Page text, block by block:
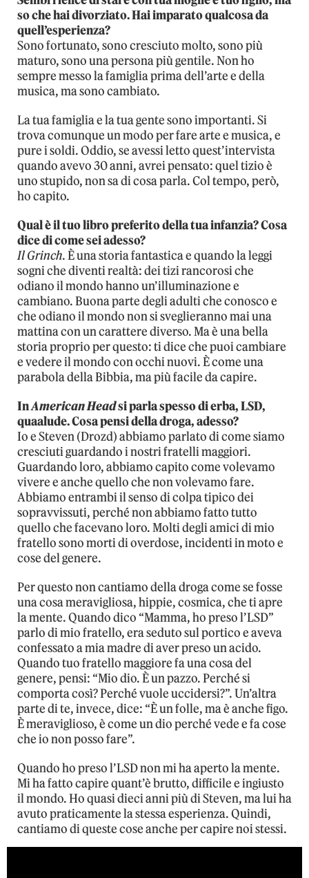
so che hai divorziato. Hai imparato qualcosa da
quell’esperienza?
Sono fortunato, sono cresciuto molto, sono più
maturo, sono una persona più gentile. Non ho
sempre messo la famiglia prima dell’arte e della
musica, ma sono cambiato.
La tua famiglia e la tua gente sono importanti. Si
trova comunque un modo per fare arte e musica, e
pure i soldi. Oddio, se avessi letto quest’intervista
quando avevo 30 anni, avrei pensato: quel tizio è
uno stupido, non sa di cosa parla. Col tempo, però,
ho capito.
Qual è il tuo libro preferito della tua infanzia? Cosa
dice di come sei adesso?
Il Grinch. È una storia fantastica e quando la leggi
sogni che diventi realtà: dei tizi rancorosi che
odiano il mondo hanno un’illuminazione e
cambiano. Buona parte degli adulti che conosco e
che odiano il mondo non si sveglieranno mai una
mattina con un carattere diverso. Ma è una bella
storia proprio per questo: ti dice che puoi cambiare
e vedere il mondo con occhi nuovi. È come una
parabola della Bibbia, ma più facile da capire.
InAmerican Headsi parla spesso di erba, LSD,
quaalude. Cosa pensi della droga, adesso?
Io e Steven (Drozd) abbiamo parlato di come siamo
cresciuti guardando i nostri fratelli maggiori.
Guardando loro, abbiamo capito come volevamo
vivere e anche quello che non volevamo fare.
Abbiamo entrambi il senso di colpa tipico dei
sopravvissuti, perché non abbiamo fatto tutto
quello che facevano loro. Molti degli amici di mio
fratello sono morti di overdose, incidenti in moto e
cose del genere.
Per questo non cantiamo della droga come se fosse
una cosa meravigliosa, hippie, cosmica, che ti apre
la mente. Quando dico “Mamma, ho preso l’LSD”
parlo di mio fratello, era seduto sul portico e aveva
confessato a mia madre di aver preso un acido.
Quando tuo fratello maggiore fa una cosa del
genere, pensi: “Mio dio. È un pazzo. Perché si
comporta così? Perché vuole uccidersi?”. Un’altra
parte di te, invece, dice: “È un folle, ma è anche figo.
È meraviglioso, è come un dio perché vede e fa cose
che io non posso fare”.
Quando ho preso l’LSD non mi ha aperto la mente.
Mi ha fatto capire quant’è brutto, difficile e ingiusto
il mondo. Ho quasi dieci anni più di Steven, ma lui ha
avuto praticamente la stessa esperienza. Quindi,
cantiamo di queste cose anche per capire noi stessi.